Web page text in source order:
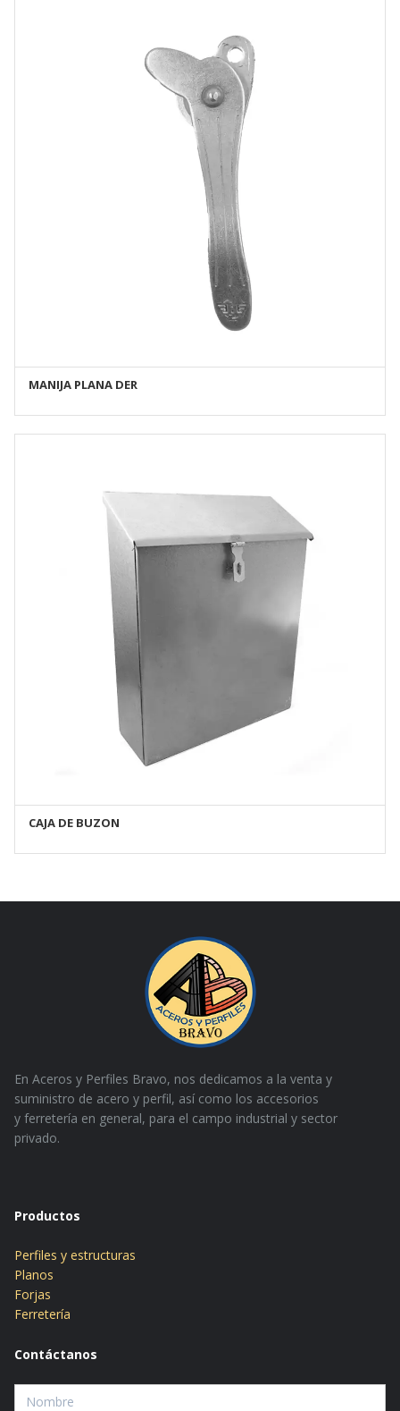
MANIJA PLANA DER
CAJA DE BUZON
En Aceros y Perfiles Bravo, nos dedicamos a la venta y
suministro de acero y perfil, así como los accesorios
y ferretería en general, para el campo industrial y sector
privado.
Productos
Perfiles y estructuras
Planos
Forjas
Ferretería
Contáctanos